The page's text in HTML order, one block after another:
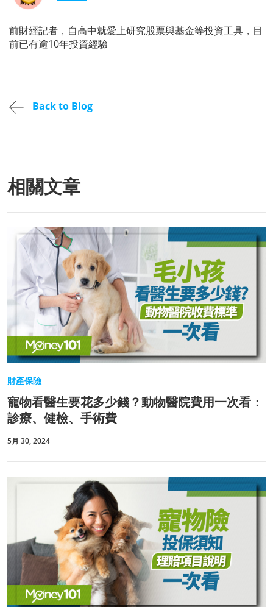
前財經記者，自高中就愛上研究股票與基金等投資工具，目
前已有逾10年投資經驗
Back to Blog
相關文章
財產保險
寵物看醫生要花多少錢？動物醫院費用一次看：
診療、健檢、手術費
5月 30, 2024